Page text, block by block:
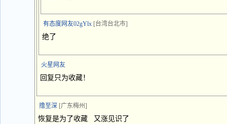
有态度网友02gYlx [台湾台北市]
绝了
火星网友
回复只为收藏！
撸至深 [广东梅州]
恢复是为了收藏 又涨见识了